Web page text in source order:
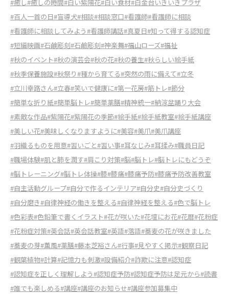
#癒し#癒しの時間#白い紫陽花#白い食材#白金台いきいきプラザ
#百人一首の日#盲導犬#相談#相談窓口#看護師#看護師に相談
#看護師に相談してみよう#看護師講話#真夏日#知って得する認知症
#短編映画#石鹸彫刻#石鹼彫刻#神楽舞#福山ローズ#福祉
#秋のイベント#秋の演芸会#秋の花#秋の養生#秋らしい絵手紙
#秋季保養施設#秋祭り#種から育てる#突然の雨に備えて#立冬
#立川幸路さん#立春#笑いで健康に#第一花房#筋トレ#節分
#簡単な折り紙#簡単脳トレ#簡単薬膳#精神統一#納涼盆踊り大会
#素敵な作品#紫陽花#紫陽花の季節#絵手紙#絵手紙教室#絵手紙講座
#美しい花#美味しくなりますように#美容#美爪#美爪講座
#羽織るものを用意#習いごと#習い事#耳なじみ#耳揉み#職員日記
#職場体験#肌と肺を潤す#肩こり対策#脳#脳トレ#脳トレにもどうぞ
#脳トレーニング#脳トレ体操#膝#膝痛#膝痛予防#膝痛予防改善教室
#自主活動グループ#自分で作るインテリア#自分史#自分史づくり
#自分磨き#自律神経の働きを整える#自律神経を整える#色で脳トレ
#色彩表#色鉛筆で書くイラスト#花が咲いた#花壇にお花#花暦#花粉症
#花粉症対策#英会話#英会話教室#英語#落語#蕎麦の花が咲きました
#蕎麦の芽#薫風#薬膳#藤本芝裕さん#行事#見やすく掲示#観察日記
#観葉植物#計算#記憶力も刺激#設備紹介#詐欺に注意#認知症
#認知症を正しく理解しよう#認知症予防#認知症予防は足元から#読書
#誰でも楽しめる#講座#講座のお知らせ#講座参加募集中